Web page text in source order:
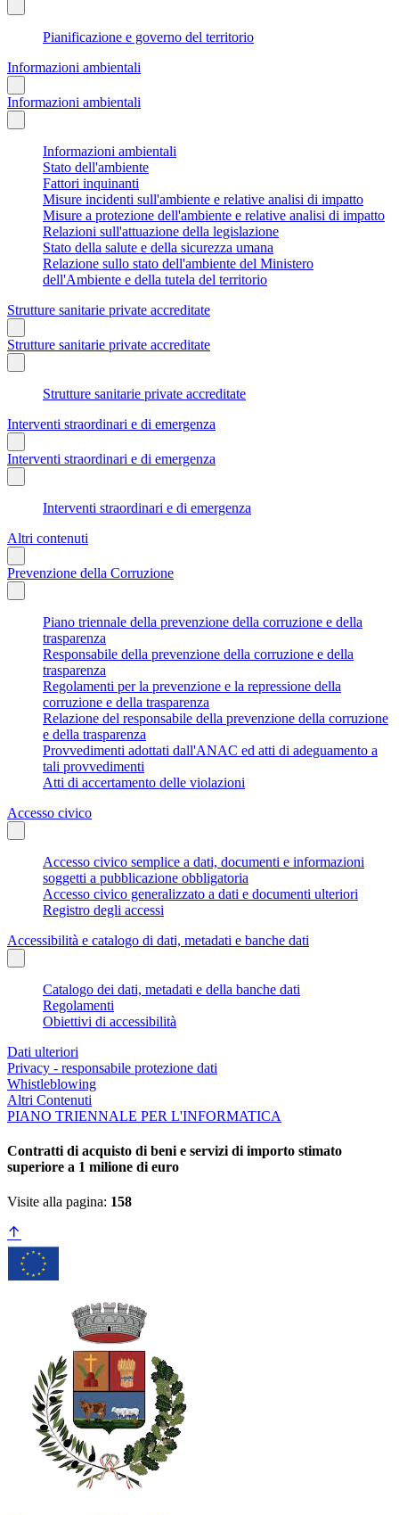
Pianificazione e governo del territorio
Informazioni ambientali
Informazioni ambientali
Informazioni ambientali
Stato dell'ambiente
Fattori inquinanti
Misure incidenti sull'ambiente e relative analisi di impatto
Misure a protezione dell'ambiente e relative analisi di impatto
Relazioni sull'attuazione della legislazione
Stato della salute e della sicurezza umana
Relazione sullo stato dell'ambiente del Ministero
dell'Ambiente e della tutela del territorio
Strutture sanitarie private accreditate
Strutture sanitarie private accreditate
Strutture sanitarie private accreditate
Interventi straordinari e di emergenza
Interventi straordinari e di emergenza
Interventi straordinari e di emergenza
Altri contenuti
Prevenzione della Corruzione
Piano triennale della prevenzione della corruzione e della
trasparenza
Responsabile della prevenzione della corruzione e della
trasparenza
Regolamenti per la prevenzione e la repressione della
corruzione e della trasparenza
Relazione del responsabile della prevenzione della corruzione
e della trasparenza
Provvedimenti adottati dall'ANAC ed atti di adeguamento a
tali provvedimenti
Atti di accertamento delle violazioni
Accesso civico
Accesso civico semplice a dati, documenti e informazioni
soggetti a pubblicazione obbligatoria
Accesso civico generalizzato a dati e documenti ulteriori
Registro degli accessi
Accessibilità e catalogo di dati, metadati e banche dati
Catalogo dei dati, metadati e della banche dati
Regolamenti
Obiettivi di accessibilità
Dati ulteriori
Privacy - responsabile protezione dati
Whistleblowing
Altri Contenuti
PIANO TRIENNALE PER L'INFORMATICA
Contratti di acquisto di beni e servizi di importo stimato
superiore a 1 milione di euro
Visite alla pagina: 158